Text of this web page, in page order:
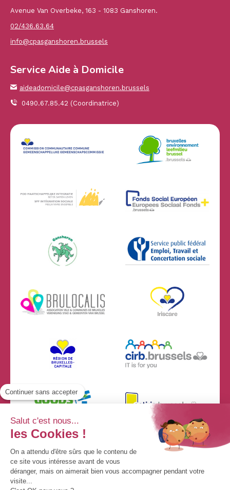
Avenue Van Overbeke, 163 - 1083 Ganshoren.
02/436.63.64
info@cpasganshoren.brussels
Service Aide à Domicile
aideadomicile@cpasganshoren.brussels
0490.67.85.42 (Coordinatrice)
Continuer sans accepter
Salut c'est nous...
les Cookies !
On a attendu d'être sûrs que le contenu de
ce site vous intéresse avant de vous
déranger, mais on aimerait bien vous accompagner pendant votre
visite...